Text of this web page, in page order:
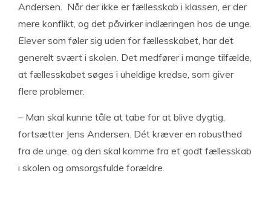
Andersen. Når der ikke er fællesskab i klassen, er der
mere konflikt, og det påvirker indlæringen hos de unge.
Elever som føler sig uden for fællesskabet, har det
generelt svært i skolen. Det medfører i mange tilfælde,
at fællesskabet søges i uheldige kredse, som giver
flere problemer.
– Man skal kunne tåle at tabe for at blive dygtig,
fortsætter Jens Andersen. Dét kræver en robusthed
fra de unge, og den skal komme fra et godt fællesskab
i skolen og omsorgsfulde forældre.